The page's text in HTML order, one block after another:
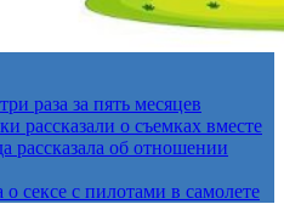
раза за пять месяцев
рассказали о съемках вместе
рассказала об отношении
сексе с пилотами в самолете